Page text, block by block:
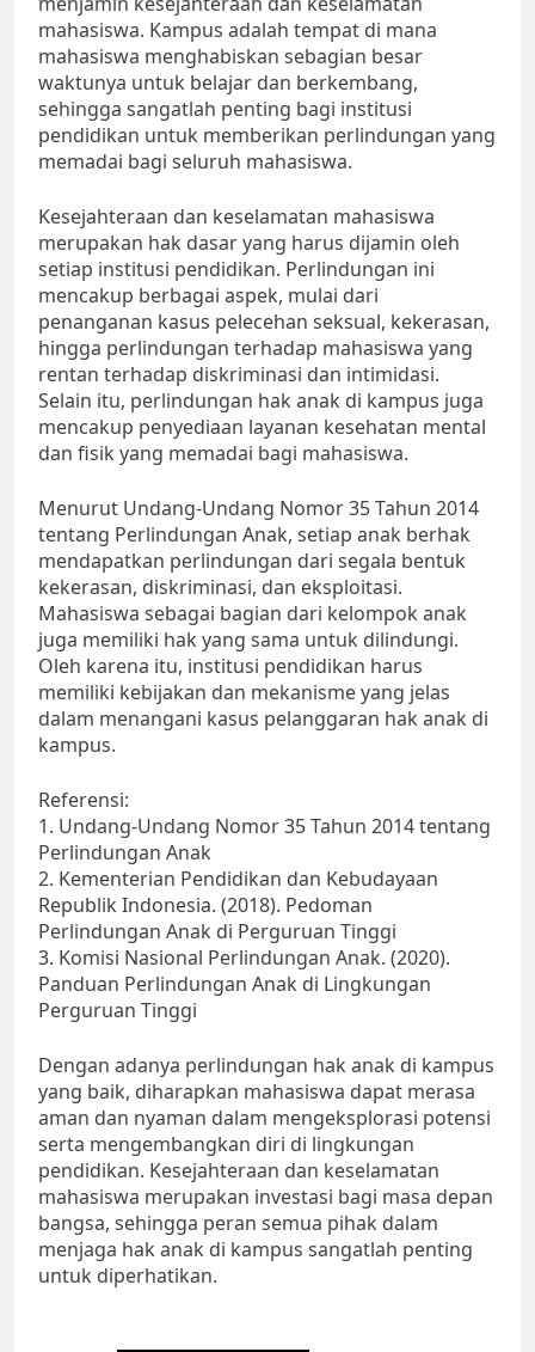
mahasiswa. Kampus adalah tempat di mana
mahasiswa menghabiskan sebagian besar
waktunya untuk belajar dan berkembang,
sehingga sangatlah penting bagi institusi
pendidikan untuk memberikan perlindungan yang
memadai bagi seluruh mahasiswa.
Kesejahteraan dan keselamatan mahasiswa
merupakan hak dasar yang harus dijamin oleh
setiap institusi pendidikan. Perlindungan ini
mencakup berbagai aspek, mulai dari
penanganan kasus pelecehan seksual, kekerasan,
hingga perlindungan terhadap mahasiswa yang
rentan terhadap diskriminasi dan intimidasi.
Selain itu, perlindungan hak anak di kampus juga
mencakup penyediaan layanan kesehatan mental
dan fisik yang memadai bagi mahasiswa.
Menurut Undang-Undang Nomor 35 Tahun 2014
tentang Perlindungan Anak, setiap anak berhak
mendapatkan perlindungan dari segala bentuk
kekerasan, diskriminasi, dan eksploitasi.
Mahasiswa sebagai bagian dari kelompok anak
juga memiliki hak yang sama untuk dilindungi.
Oleh karena itu, institusi pendidikan harus
memiliki kebijakan dan mekanisme yang jelas
dalam menangani kasus pelanggaran hak anak di
kampus.
Referensi:
1. Undang-Undang Nomor 35 Tahun 2014 tentang
Perlindungan Anak
2. Kementerian Pendidikan dan Kebudayaan
Republik Indonesia. (2018). Pedoman
Perlindungan Anak di Perguruan Tinggi
3. Komisi Nasional Perlindungan Anak. (2020).
Panduan Perlindungan Anak di Lingkungan
Perguruan Tinggi
Dengan adanya perlindungan hak anak di kampus
yang baik, diharapkan mahasiswa dapat merasa
aman dan nyaman dalam mengeksplorasi potensi
serta mengembangkan diri di lingkungan
pendidikan. Kesejahteraan dan keselamatan
mahasiswa merupakan investasi bagi masa depan
bangsa, sehingga peran semua pihak dalam
menjaga hak anak di kampus sangatlah penting
untuk diperhatikan.